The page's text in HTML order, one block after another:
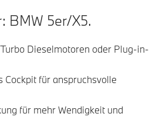
BMW 5er/X5.
Dieselmotoren oder Plug-in-
Cockpit für anspruchsvolle
für mehr Wendigkeit und